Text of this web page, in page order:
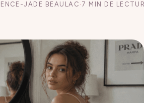
JADE BEAULAC· 7 MIN DE